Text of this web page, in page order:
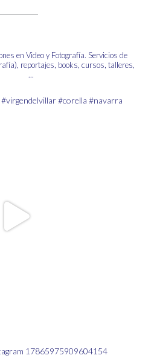
en Video y Fotografía. Servicios de
reportajes, books, cursos, talleres,
...